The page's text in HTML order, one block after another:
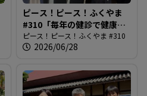
ピース！ピース！ふくやま
#310「毎年の健診で健康管
理」
ピース！ピース！ふくやま #310
2026/06/28